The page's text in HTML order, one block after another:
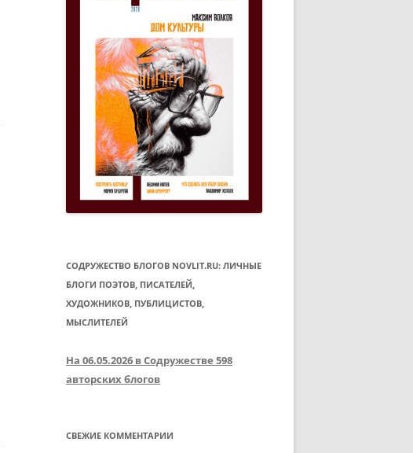
СОДРУЖЕСТВО БЛОГОВ NOVLIT.RU: ЛИЧНЫЕ
БЛОГИ ПОЭТОВ, ПИСАТЕЛЕЙ,
ХУДОЖНИКОВ, ПУБЛИЦИСТОВ,
МЫСЛИТЕЛЕЙ
На 06.05.2026 в Содружестве 598
авторских блогов
СВЕЖИЕ КОММЕНТАРИИ